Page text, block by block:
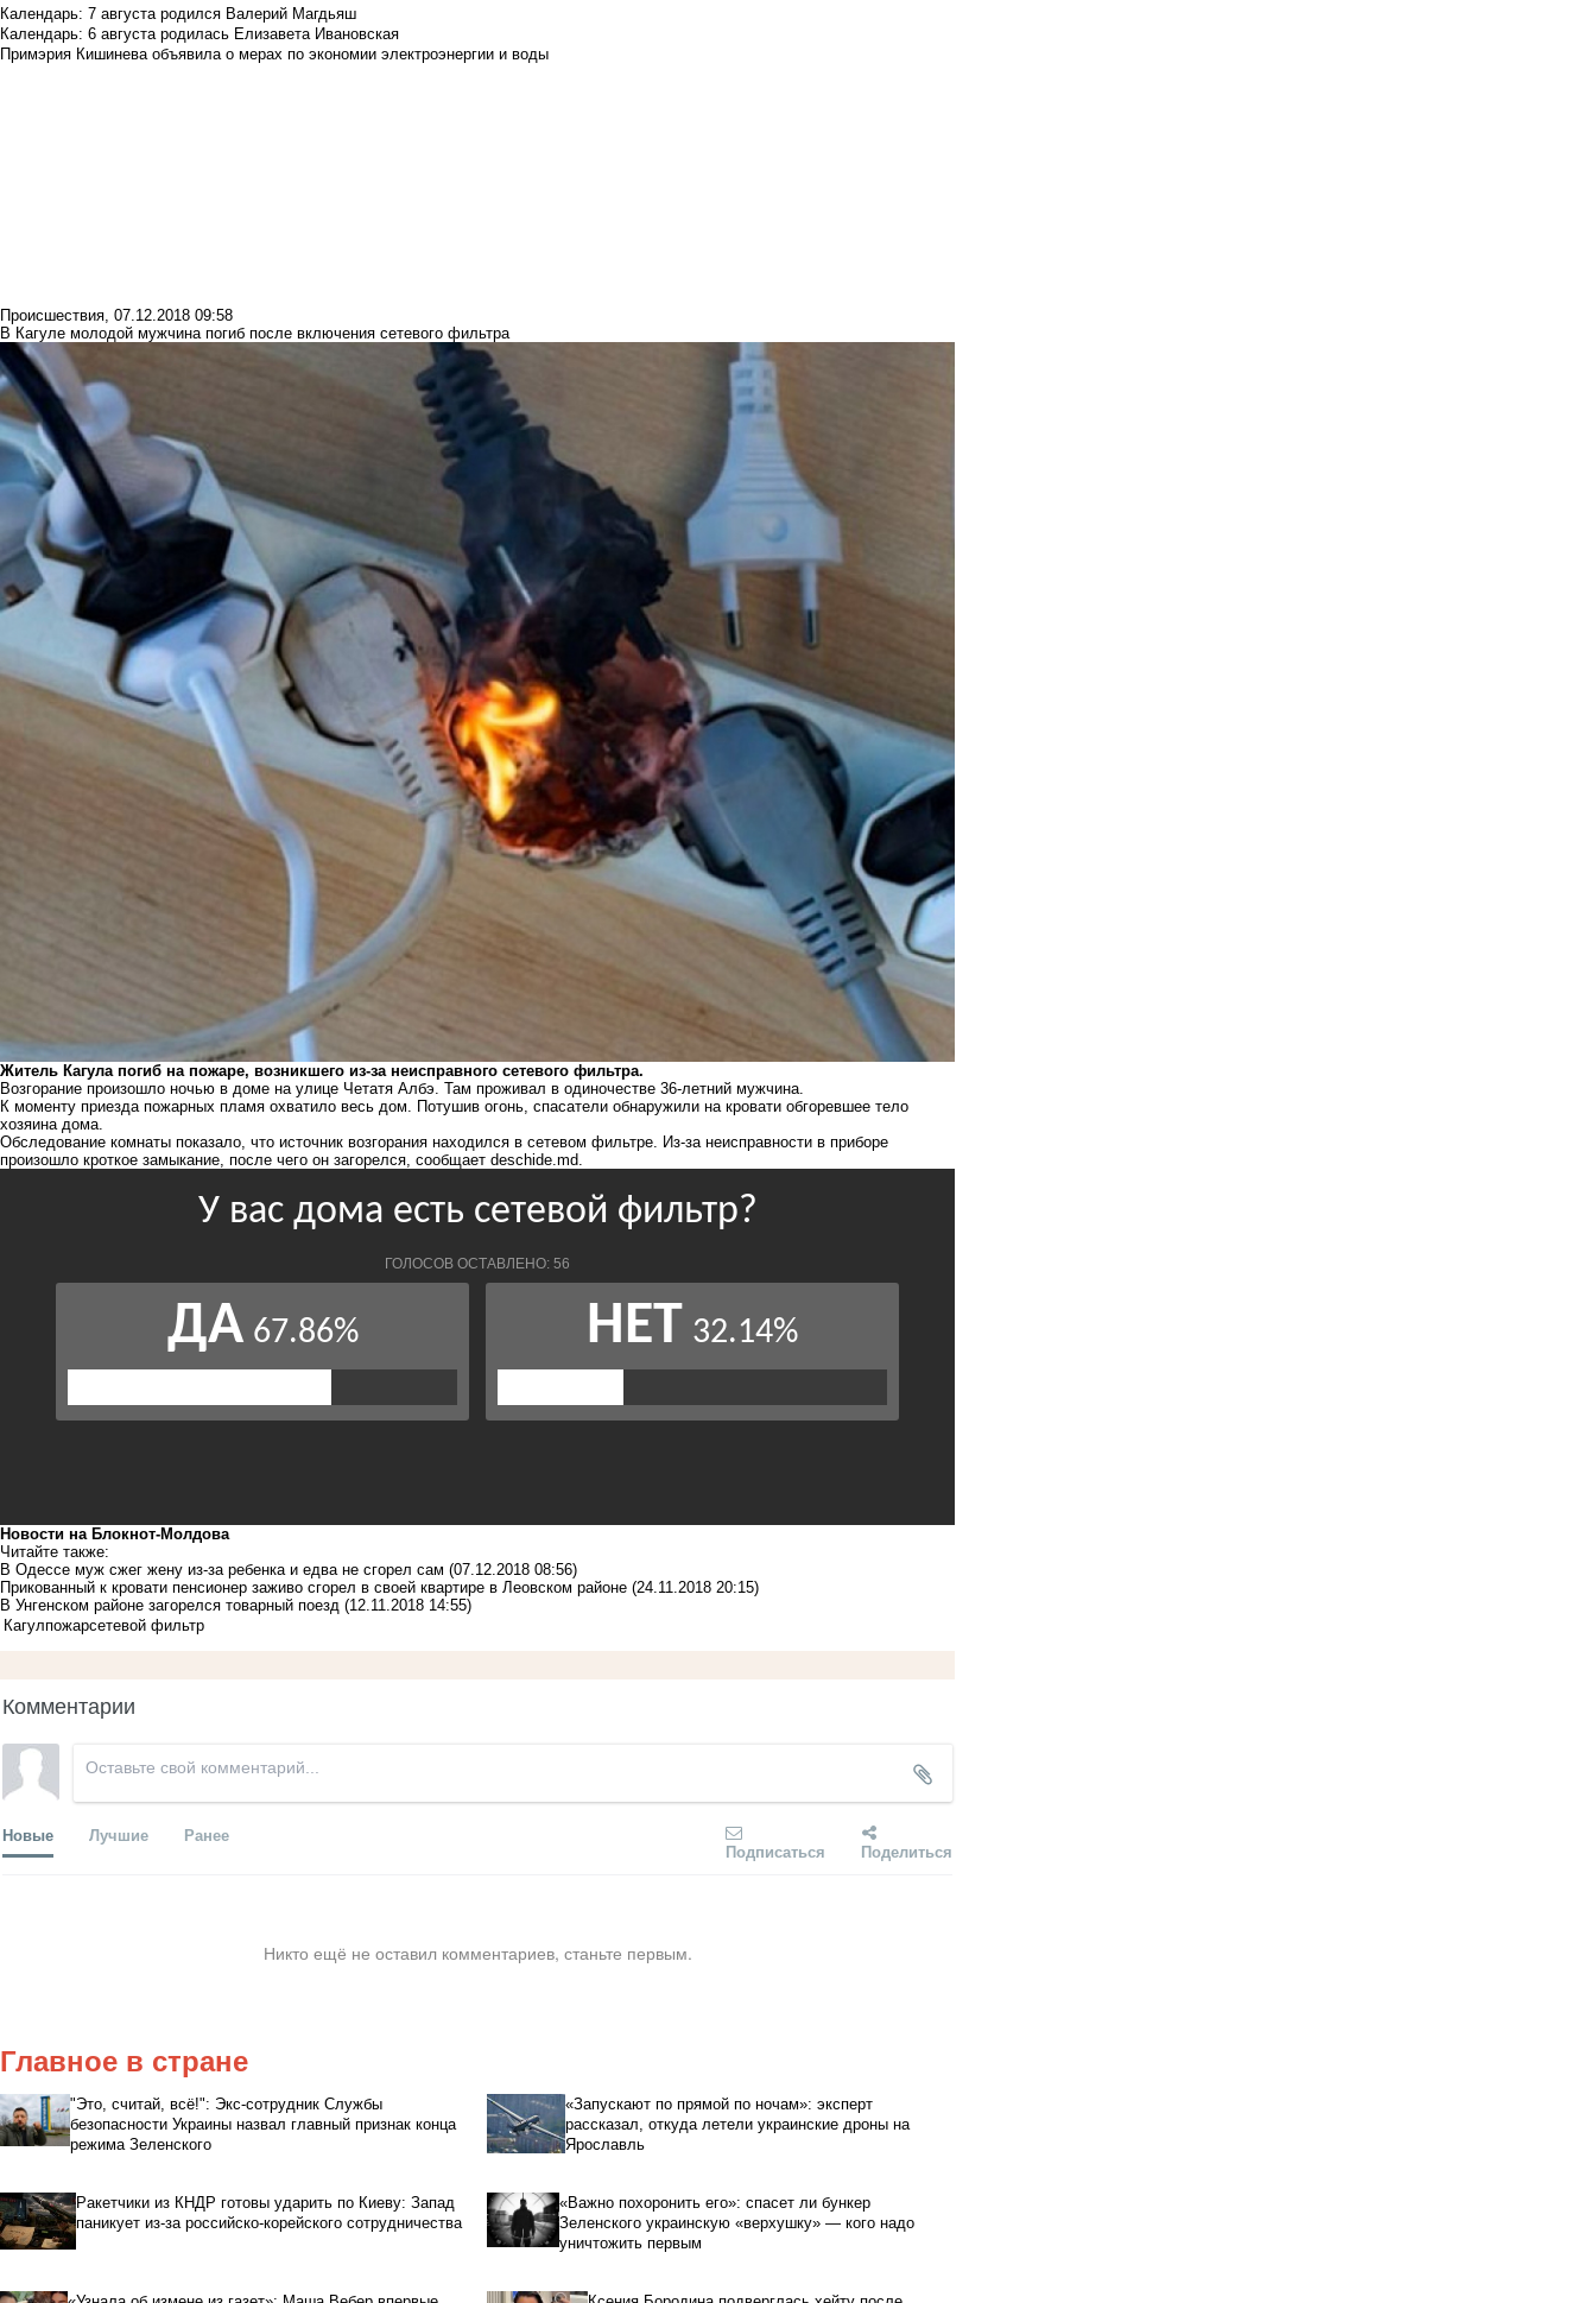
Календарь: 7 августа родился Валерий Магдьяш
Календарь: 6 августа родилась Елизавета Ивановская
Примэрия Кишинева объявила о мерах по экономии электроэнергии и воды
Происшествия, 07.12.2018 09:58
В Кагуле молодой мужчина погиб после включения сетевого фильтра
Житель Кагула погиб на пожаре, возникшего из-за неисправного сетевого фильтра.
Возгорание произошло ночью в доме на улице Четатя Албэ. Там проживал в одиночестве 36-летний мужчина.
К моменту приезда пожарных пламя охватило весь дом. Потушив огонь, спасатели обнаружили на кровати обгоревшее тело
хозяина дома.
Обследование комнаты показало, что источник возгорания находился в сетевом фильтре. Из-за неисправности в приборе
произошло кроткое замыкание, после чего он загорелся, сообщает deschide.md.
Новости на Блoкнoт-Молдова
Читайте также:
В Одессе муж сжег жену из-за ребенка и едва не сгорел сам (07.12.2018 08:56)
Прикованный к кровати пенсионер заживо сгорел в своей квартире в Леовском районе (24.11.2018 20:15)
В Унгенском районе загорелся товарный поезд (12.11.2018 14:55)
Кагулпожарсетевой фильтр
Комментарии
Новые Лучшие Ранее
Подписаться Поделиться
Никто ещё не оставил комментариев, станьте первым.
Главное в стране
"Это, считай, всё!": Экс-сотрудник Службы
безопасности Украины назвал главный признак конца
режима Зеленского
«Запускают по прямой по ночам»: эксперт
рассказал, откуда летели украинские дроны на
Ярославль
Ракетчики из КНДР готовы ударить по Киеву: Запад
паникует из-за российско-корейского сотрудничества
«Важно похоронить его»: спасет ли бункер
Зеленского украинскую «верхушку» — кого надо
уничтожить первым